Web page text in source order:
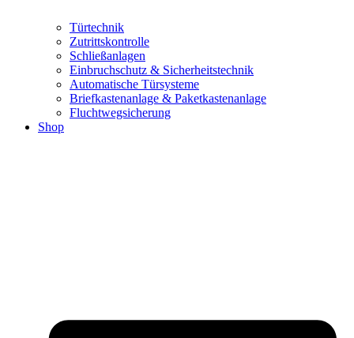
Türtechnik
Zutrittskontrolle
Schließanlagen
Einbruchschutz & Sicherheitstechnik
Automatische Türsysteme
Briefkastenanlage & Paketkastenanlage
Fluchtwegsicherung
Shop